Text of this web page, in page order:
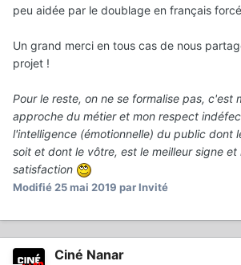
peu aidée par le doublage en français
Un grand merci en tous cas de nous
projet !
Pour le reste, on ne se formalise pas, c'est
approche du métier et mon respect
l'intelligence (émotionnelle) du public dont
soit et dont le vôtre, est le meilleur signe et
satisfaction
Modifié 25 mai 2019 par Invité
Ciné Nanar